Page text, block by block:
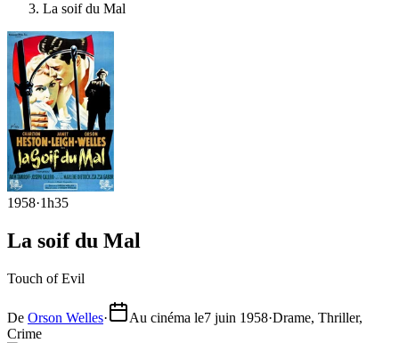
La soif du Mal
1958·1h35
La soif du Mal
Touch of Evil
De Orson Welles· Au cinéma le7 juin 1958·Drame, Thriller,
Crime